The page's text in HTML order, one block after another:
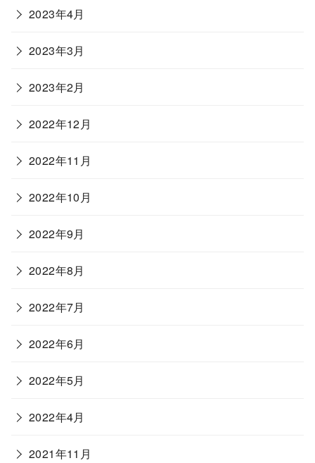
2023年4月
2023年3月
2023年2月
2022年12月
2022年11月
2022年10月
2022年9月
2022年8月
2022年7月
2022年6月
2022年5月
2022年4月
2021年11月